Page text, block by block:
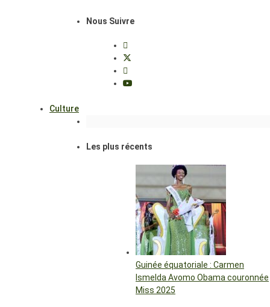
Nous Suivre
Culture
Les plus récents
Guinée équatoriale : Carmen
Ismelda Avomo Obama couronnée
Miss 2025